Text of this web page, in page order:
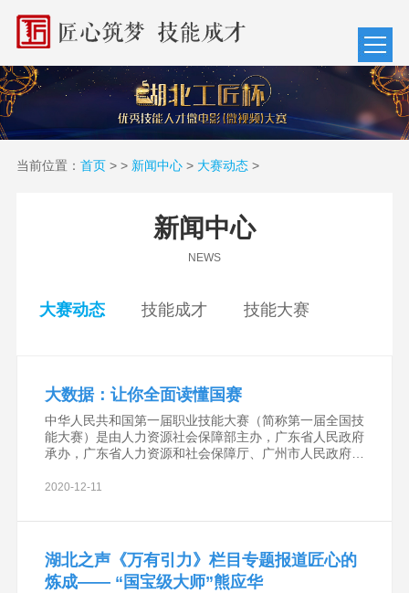
当前位置： 首页> > 新闻中心> 大赛动态>
新闻中心
NEWS
大赛动态 技能成才 技能大赛
大数据：让你全面读懂国赛
中华人民共和国第一届职业技能大赛（简称第一届全国技
能大赛）是由人力资源社会保障部主办，广东省人民政府
承办，广东省人力资源和社会保障厅、广州市人民政府协
项目最多
2020-12-11
湖北之声《万有引力》栏目专题报道匠心的
炼成—— “国宝级大师”熊应华